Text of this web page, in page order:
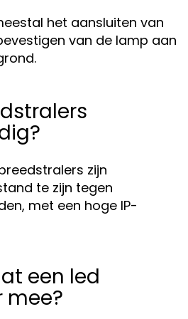
het aansluiten van
van de lamp aan
zijn
te zijn tegen
met een hoge IP-
een led
mee?